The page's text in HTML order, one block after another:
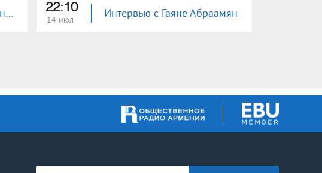
Интервью с Арпине Ованнисян 22:10
14 июл Интервью с Гаяне Абраамян